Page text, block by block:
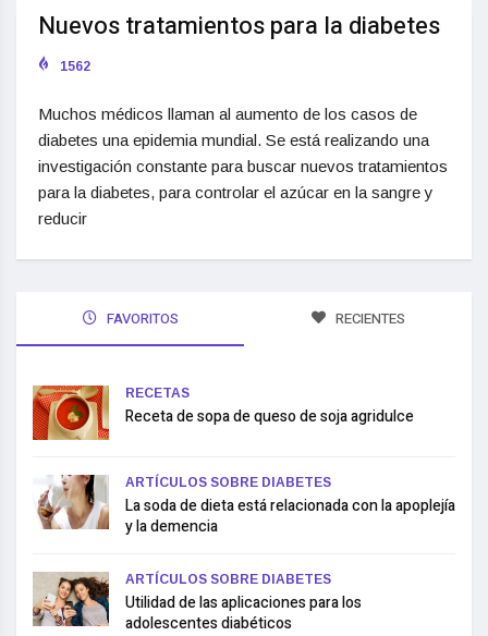
Nuevos tratamientos para la diabetes
1562
Muchos médicos llaman al aumento de los casos de
diabetes una epidemia mundial. Se está realizando una
investigación constante para buscar nuevos tratamientos
para la diabetes, para controlar el azúcar en la sangre y
reducir
FAVORITOS RECIENTES
RECETAS
Receta de sopa de queso de soja agridulce
ARTÍCULOS SOBRE DIABETES
La soda de dieta está relacionada con la apoplejía
y la demencia
ARTÍCULOS SOBRE DIABETES
Utilidad de las aplicaciones para los
adolescentes diabéticos